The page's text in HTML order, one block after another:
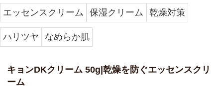
も可能!
ほんとに優秀で最高の逸品です。
乾燥対策
★★★★★
テクスチャーはさらっとしていますが、冬の暖房や
エッセンスクリーム 保湿クリーム 乾燥対策
ハリツヤ なめらか肌
キョンDKクリーム 50g|乾燥を防ぐエッセンスクリ
ーム